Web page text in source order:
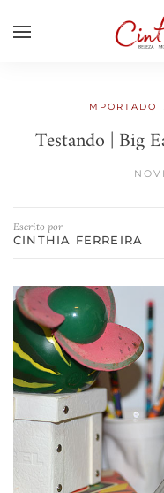
IMPORTADO
Testando | Big
Escrito por
CINTHIA FERREIRA